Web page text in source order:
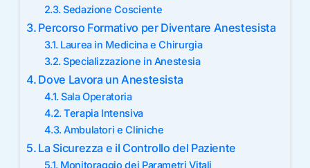
Sedazione Cosciente
Percorso Formativo per Diventare Anestesista
Laurea in Medicina e Chirurgia
Specializzazione in Anestesia
Dove Lavora un Anestesista
Sala Operatoria
Terapia Intensiva
Ambulatori e Cliniche
La Sicurezza e il Controllo del Paziente
Monitoraggio dei Parametri Vitali